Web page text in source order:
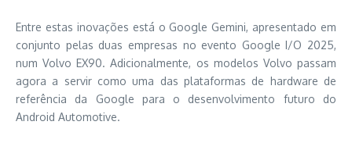
Entre estas inovações está o Google Gemini, apresentado em
conjunto pelas duas empresas no evento Google I/O 2025,
num Volvo EX90. Adicionalmente, os modelos Volvo passam
agora a servir como uma das plataformas de hardware de
referência da Google para o desenvolvimento futuro do
Android Automotive.